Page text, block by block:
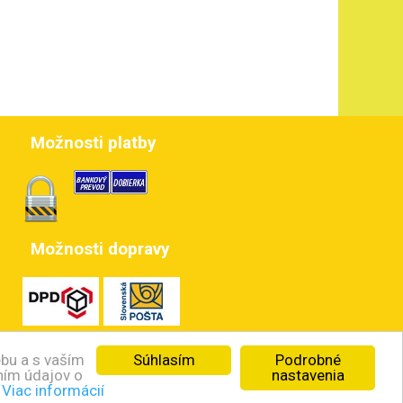
Podrobné
nastavenia
Súhlasím
a s vaším
údajov o
Viac informácií
Možnosti platby
Možnosti dopravy